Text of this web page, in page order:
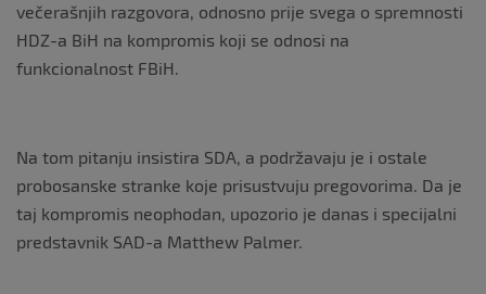
večerašnjih razgovora, odnosno prije svega o spremnosti
HDZ-a BiH na kompromis koji se odnosi na
funkcionalnost FBiH.
Na tom pitanju insistira SDA, a podržavaju je i ostale
probosanske stranke koje prisustvuju pregovorima. Da je
taj kompromis neophodan, upozorio je danas i specijalni
predstavnik SAD-a Matthew Palmer.